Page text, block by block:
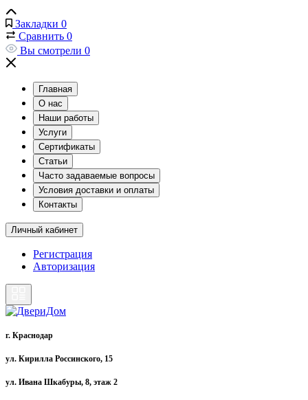
Закладки 0
Сравнить 0
Вы смотрели 0
Главная
О нас
Наши работы
Услуги
Сертификаты
Статьи
Часто задаваемые вопросы
Условия доставки и оплаты
Контакты
Личный кабинет
Регистрация
Авторизация
г. Краснодар
ул. Кирилла Россинского, 15
ул. Ивана Шкабуры, 8, этаж 2